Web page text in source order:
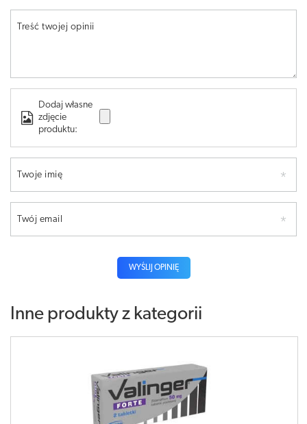
Treść twojej opinii
Dodaj własne
zdjęcie
produktu:
Twoje imię
Twój email
WYŚLIJ OPINIĘ
Inne produkty z kategorii